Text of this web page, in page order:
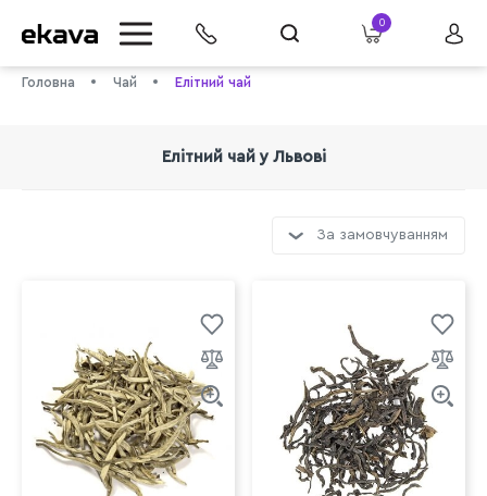
0
Головна Чай Елітний чай
Елітний чай у Львові
За замовчуванням